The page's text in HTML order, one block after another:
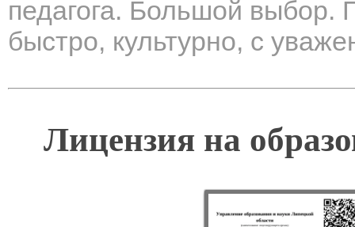
педагога. Большой выбор.
быстро, культурно, с
Лицензия на